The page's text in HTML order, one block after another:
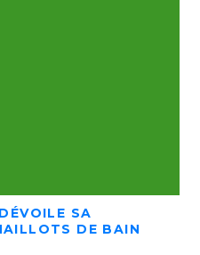
SA
DE BAIN